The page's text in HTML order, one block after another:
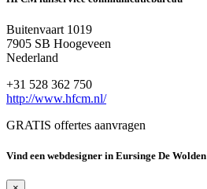
Buitenvaart 1019
7905 SB Hoogeveen
Nederland
+31 528 362 750
http://www.hfcm.nl/
GRATIS offertes aanvragen
Vind een webdesigner in Eursinge De Wolden